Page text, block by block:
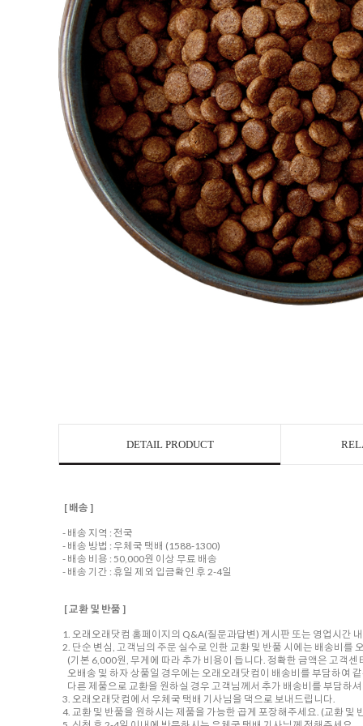
DETAIL PRODUCT
[ 배송 ]
- 배송 지역 : 전국
- 배송 방법 : 우체국 택배 (1588-1300)
- 배송 비용 : 50,000원 이상 무료 배송
- 배송 기간 : 휴일 제외 입금확인 후 2-4일
[ 교환 및 반품 ]
1. 오래오래닷컴 홈페이지의 Q&A(질문과답변) 게시판 또는 영업시간
2. 단순 변심, 고객님의 주문 실수로 인한 교환 및 반품 시에는 배송비를
(기본 6,000원, 무게에 따라 추가 비용이 듭니다. 정확한 금액은 고객
오배송 및 하자 상품일 경우에는 오래오래닷컴이 배송비를 부담하여
다른 제품으로 교환을 원하실 경우 고객님께서 추가 배송비를 부담하
3. 오래오래닷컴에서 우체국 택배 기사님을 댁으로 보내드립니다.
4. 교환 및 반품을 원하시는 제품을 가능한 곱게 포장해주세요. (교환 및